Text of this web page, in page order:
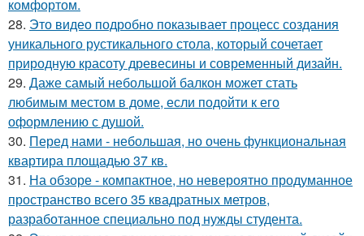
комфортом.
28. Это видео подробно показывает процесс создания
уникального рустикального стола, который сочетает
природную красоту древесины и современный дизайн.
29. Даже самый небольшой балкон может стать
любимым местом в доме, если подойти к его
оформлению с душой.
30. Перед нами - небольшая, но очень функциональная
квартира площадью 37 кв.
31. На обзоре - компактное, но невероятно продуманное
пространство всего 35 квадратных метров,
разработанное специально под нужды студента.